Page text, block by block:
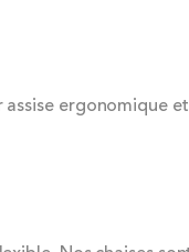
ergonomique